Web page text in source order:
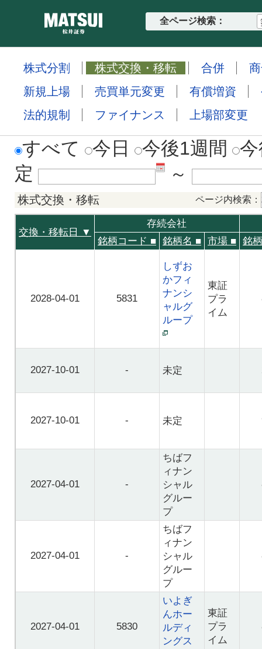
全ページ検索：
株式分割 株式交換・移転 合併
新規上場
売買単元変更 有償増資
法的規制
ファイナンス 上場部変更
すべて 今日 今後1週間
定
～
株式交換・移転 ページ内検索：
交換・移転日 ▼
存続会社
銘柄コード ■ 銘柄名 ■ 市場 ■ 銘
2028-04-01 5831
しずお
かフィ
ナンシ
ャルグ
ループ
東証
プラ
イム
2027-10-01 - 未定
2027-10-01 - 未定
2027-04-01 -
ちばフ
ィナン
シャル
グルー
プ
2027-04-01 -
ちばフ
ィナン
シャル
グルー
プ
2027-04-01 5830
いよぎ
んホー
ルディ
ングス
東証
プラ
イム